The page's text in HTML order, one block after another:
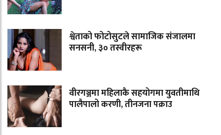
श्वेताको फोटोसुटले सामाजिक संजालमा
सनसनी, ३० तस्वीरहरू
वीरगञ्जमा महिलाकै सहयोगमा युवतीमाथि
पालैपालो करणी, तीनजना पक्राउ